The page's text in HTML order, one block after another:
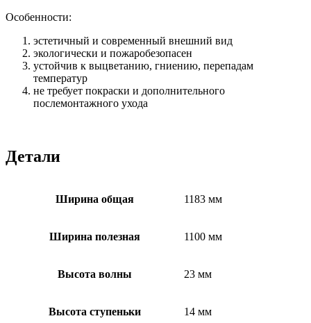
Особенности:
эстетичный и современный внешний вид
экологически и пожаробезопасен
устойчив к выцветанию, гниению, перепадам
температур
не требует покраски и дополнительного
послемонтажного ухода
Детали
Ширина общая 1183 мм
Ширина полезная 1100 мм
Высота волны 23 мм
Высота ступеньки 14 мм